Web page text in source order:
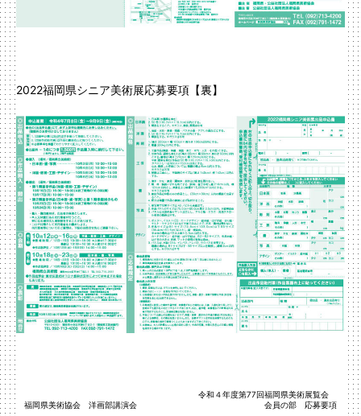
2022福岡県シニア美術展応募要項【裏】
福岡県美術協会 洋画部講演会
令和４年度第77回福岡県美術展覧会
会員の部 応募要項